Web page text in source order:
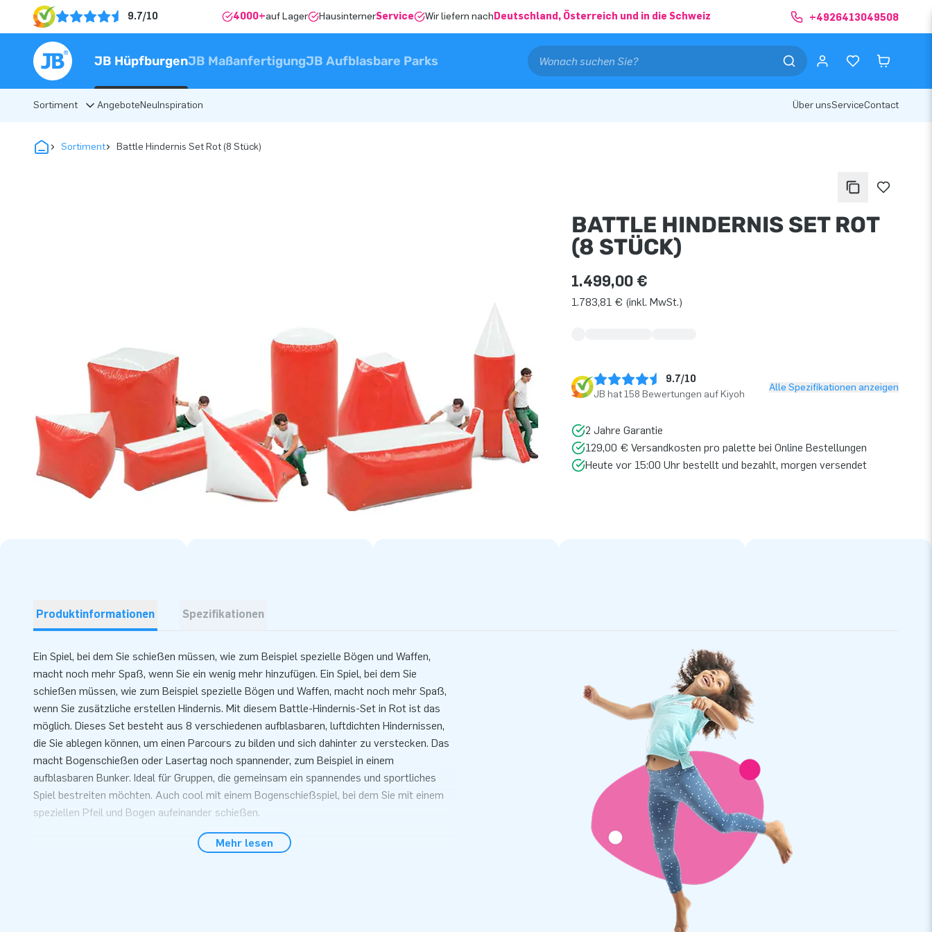
9.7/10 4000+auf Lager HausinternerService Wir liefern nach Deutschland, Österreich und in die Schweiz +4926413049508
JB HüpfburgenJB MaßanfertigungJB Aufblasbare Parks
Sortiment AngeboteNeuInspiration Über unsServiceContact
Sortiment Battle Hindernis Set Rot (8 Stück)
BATTLE HINDERNIS SET ROT
(8 STÜCK)
1.499,00 €
1.783,81 € (inkl. MwSt.)
9.7/10
JB hat 158 Bewertungen auf Kiyoh
Alle Spezifikationen anzeigen
2 Jahre Garantie
129,00 € Versandkosten pro palette bei Online Bestellungen
Heute vor 15:00 Uhr bestellt und bezahlt, morgen versendet
Produktinformationen Spezifikationen
Ein Spiel, bei dem Sie schießen müssen, wie zum Beispiel spezielle Bögen und Waffen,
macht noch mehr Spaß, wenn Sie ein wenig mehr hinzufügen. Ein Spiel, bei dem Sie
schießen müssen, wie zum Beispiel spezielle Bögen und Waffen, macht noch mehr Spaß,
wenn Sie zusätzliche erstellen Hindernis. Mit diesem Battle-Hindernis-Set in Rot ist das
möglich. Dieses Set besteht aus 8 verschiedenen aufblasbaren, luftdichten Hindernissen,
die Sie ablegen können, um einen Parcours zu bilden und sich dahinter zu verstecken. Das
macht Bogenschießen oder Lasertag noch spannender, zum Beispiel in einem
aufblasbaren Bunker. Ideal für Gruppen, die gemeinsam ein spannendes und sportliches
Spiel bestreiten möchten. Auch cool mit einem Bogenschießspiel, bei dem Sie mit einem
speziellen Pfeil und Bogen aufeinander schießen.
Komplettes Set aus 8 verschiedenen aufblasbaren Hindernissen
Mehr lesen